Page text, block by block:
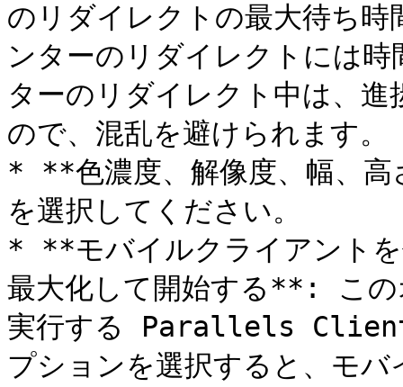
のリダイレクトの最大待ち
ンターのリダイレクトには
ターのリダイレクト中は、
ので、混乱を避けられます。
* **色濃度、解像度、幅、
を選択してください。
* **モバイルクライアントを
最大化して開始する**: この
実行する Parallels Client
プションを選択すると、モ